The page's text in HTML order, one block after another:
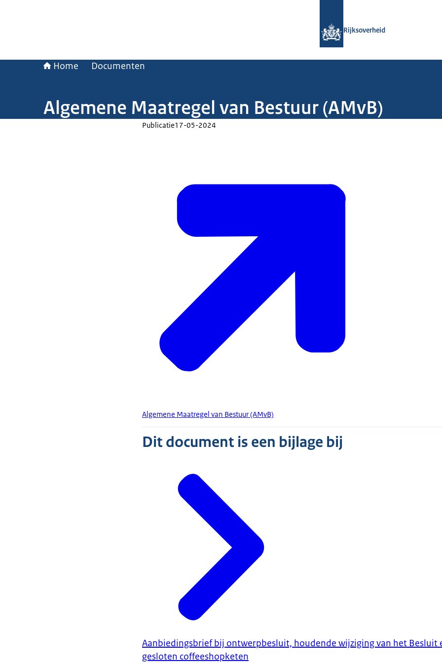
Rijksoverheid
Home Documenten
Algemene Maatregel van Bestuur (AMvB)
Publicatie17-05-2024
Algemene Maatregel van Bestuur (AMvB)
Dit document is een bijlage bij
Aanbiedingsbrief bij ontwerpbesluit, houdende wijziging van het Besluit
gesloten coffeeshopketen